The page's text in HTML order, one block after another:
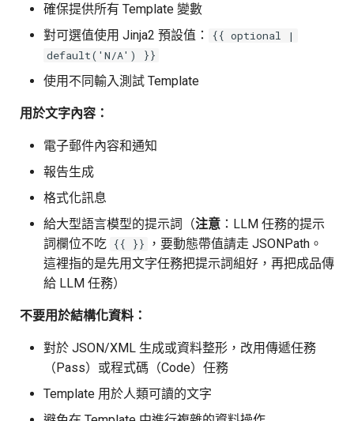
確保提供所有 Template 變數
對可選值使用 Jinja2 預設值：
{{ optional |
default('N/A') }}
使用不同輸入測試 Template
用於文字內容：
電子郵件內容和通知
報告生成
格式化訊息
給大型語言模型的提示詞（注意：LLM 任務的提示
詞欄位不吃 {{ }}
，要動態帶值請走 JSONPath。
這裡指的是先用文字任務把提示詞組好，再把成品傳
給 LLM 任務）
不要用於結構化資料：
對於 JSON/XML 生成或資料整形，改用傳遞任務
（Pass）或程式碼（Code）任務
Template 用於人類可讀的文字